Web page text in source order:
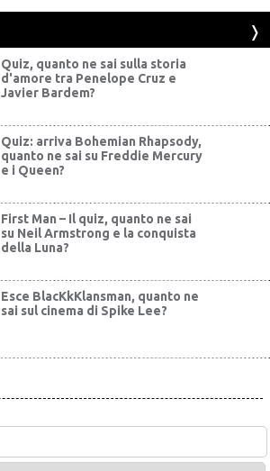
Quiz, quanto ne sai sulla storia
d'amore tra Penelope Cruz e
Javier Bardem?
Quiz: arriva Bohemian Rhapsody,
quanto ne sai su Freddie Mercury
e i Queen?
First Man – Il quiz, quanto ne sai
su Neil Armstrong e la conquista
della Luna?
Esce BlacKkKlansman, quanto ne
sai sul cinema di Spike Lee?